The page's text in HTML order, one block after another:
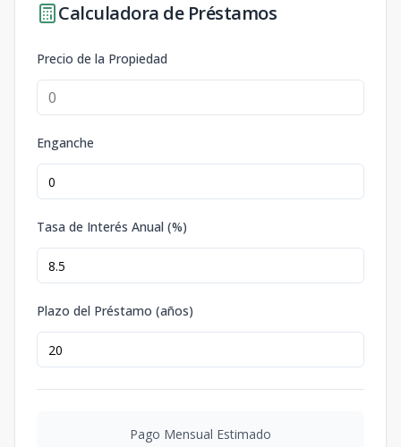
Calculadora de Préstamos
Precio de la Propiedad
Enganche
Tasa de Interés Anual (%)
Plazo del Préstamo (años)
Pago Mensual Estimado